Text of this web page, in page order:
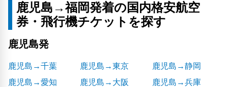
鹿児島→福岡発着の国内格安航空
券・飛行機チケットを探す
鹿児島発
鹿児島→千葉 鹿児島→東京
鹿児島→静岡
鹿児島→愛知
鹿児島→大阪
鹿児島→兵庫